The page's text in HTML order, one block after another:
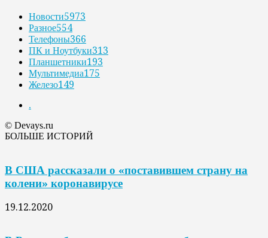
Новости5973
Разное554
Телефоны366
ПК и Ноутбуки313
Планшетники193
Мультимедиа175
Железо149
.
© Devays.ru
БОЛЬШЕ ИСТОРИЙ
В США рассказали о «поставившем страну на
колени» коронавирусе
19.12.2020